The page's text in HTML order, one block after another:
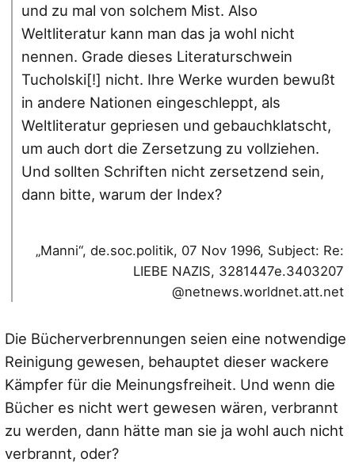
und zu mal von solchem Mist. Also
Weltliteratur kann man das ja wohl nicht
nennen. Grade dieses Literaturschwein
Tucholski[!] nicht. Ihre Werke wurden bewußt
in andere Nationen eingeschleppt, als
Weltliteratur gepriesen und gebauchklatscht,
um auch dort die Zersetzung zu vollziehen.
Und sollten Schriften nicht zersetzend sein,
dann bitte, warum der Index?
„Manni“, de.soc.politik, 07 Nov 1996, Subject: Re:
LIEBE NAZIS, 3281447e.3403207
@netnews.worldnet.att.net
Die Bücherverbrennungen seien eine notwendige
Reinigung gewesen, behauptet dieser wackere
Kämpfer für die Meinungsfreiheit. Und wenn die
Bücher es nicht wert gewesen wären, verbrannt
zu werden, dann hätte man sie ja wohl auch nicht
verbrannt, oder?